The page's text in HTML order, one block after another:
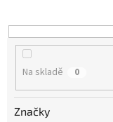
k
t
Na skladě 0
Značky